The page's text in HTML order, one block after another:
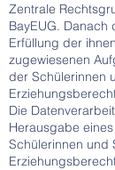
Zentrale
BayEUG. Danach
Erfüllung der
zugewiesenen
der Schülerinnen
Die
Herausgabe
Schülerinnen und